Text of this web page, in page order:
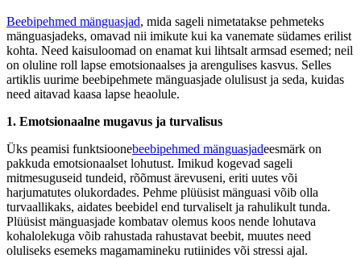
Beebipehmed mänguasjad, mida sageli nimetatakse pehmeteks
mänguasjadeks, omavad nii imikute kui ka vanemate südames erilist
kohta. Need kaisuloomad on enamat kui lihtsalt armsad esemed; neil
on oluline roll lapse emotsionaalses ja arengulises kasvus. Selles
artiklis uurime beebipehmete mänguasjade olulisust ja seda, kuidas
need aitavad kaasa lapse heaolule.
1. Emotsionaalne mugavus ja turvalisus
Üks peamisi funktsioonebeebipehmed mänguasjadeesmärk on
pakkuda emotsionaalset lohutust. Imikud kogevad sageli
mitmesuguseid tundeid, rõõmust ärevuseni, eriti uutes või
harjumatutes olukordades. Pehme plüüsist mänguasi võib olla
turvaallikaks, aidates beebidel end turvaliselt ja rahulikult tunda.
Plüüsist mänguasjade kombatav olemus koos nende lohutava
kohalolekuga võib rahustada rahustavat beebit, muutes need
oluliseks esemeks magamamineku rutiinides või stressi ajal.